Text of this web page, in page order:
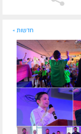
חדשות »